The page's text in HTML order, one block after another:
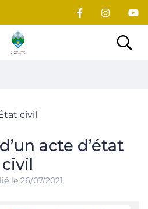
Site officiel du village
civil
acte d’état
civil
le 26/07/2021